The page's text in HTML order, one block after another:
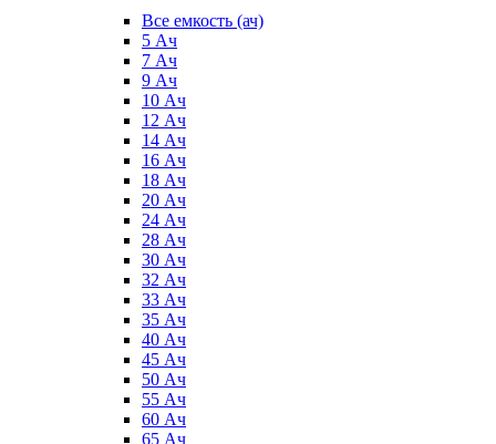
Все емкость (ач)
5 Ач
7 Ач
9 Ач
10 Ач
12 Ач
14 Ач
16 Ач
18 Ач
20 Ач
24 Ач
28 Ач
30 Ач
32 Ач
33 Ач
35 Ач
40 Ач
45 Ач
50 Ач
55 Ач
60 Ач
65 Ач